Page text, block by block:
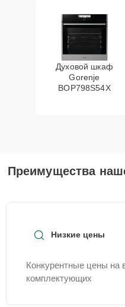
Духовой шкаф
Gorenje
BOP798S54X
Преимущества
Низкие цены
Конкурентные цены на
комплектующих